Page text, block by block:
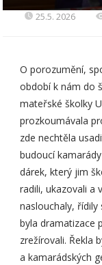
25.5. 2026
O porozumění,
období k nám do
mateřské školky
prozkoumávala
zde nechtěla
budoucí
dárek, který jim
radili, ukazovali a
naslouchaly,
byla dramatizace
zrežírovali. Řekla
a kamarádských